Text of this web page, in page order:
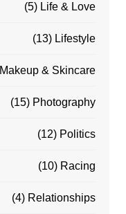
Life & Love
(5)
Lifestyle
(13)
Makeup & Skincare
Photography
(15)
Politics
(12)
Racing
(10)
Relationships
(4)